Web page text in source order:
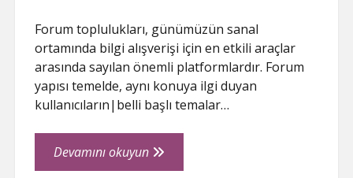
Forum toplulukları, günümüzün sanal
ortamında bilgi alışverişi için en etkili araçlar
arasında sayılan önemli platformlardır. Forum
yapısı temelde, aynı konuya ilgi duyan
kullanıcıların|belli başlı temalar…
Devamını okuyunForum